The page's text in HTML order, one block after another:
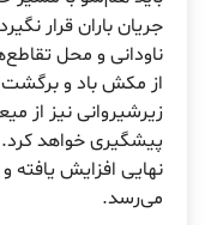
جریان باران قرار
ناودانی و محل
از مکش باد و
زیرشیروانی نیز از
پیشگیری خواهد
نهایی افزایش یافته
می‌رسد.